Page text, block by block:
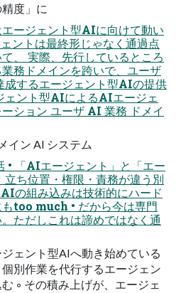
度」に
ージェント型AIに向けて動い
ントは最終形じゃなく通過点
、 実際、先行しているところ
務ドメインを跨いで、ユーザ
成するエージェント型AIの提供
ェント型AIによるAIエージェ
ション ユーザ AI 業務 ドメイ
イン AI システム
• 「AIエージェント」と「エー
ち位置・権限・責務が違う別
の組み込みは技術的にハード
too much • だから今は専門
ただしこれは諦めではなく通
ェント型AIへ動き始めている
別作業を代行するエージェン
◦ その積み上げが、エージェ